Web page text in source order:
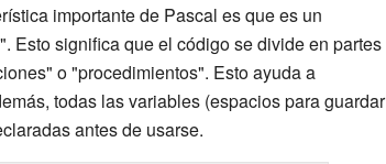
importante de Pascal es que es un
Esto significa que el código se divide en partes
o "procedimientos". Esto ayuda a
todas las variables (espacios para guardar
antes de usarse.